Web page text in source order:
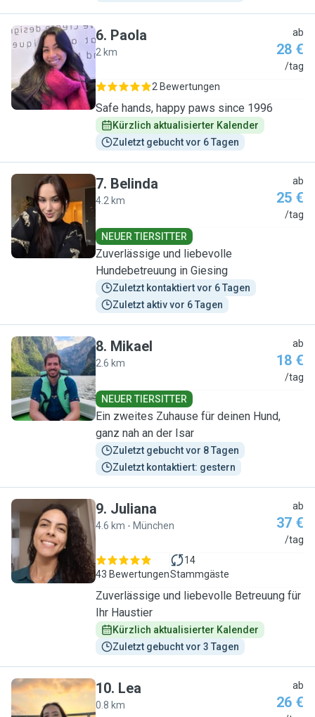
P
6. Paola
2 km
ab
28 €
/tag
2 Bewertungen
Safe hands, happy paws since 1996
Kürzlich aktualisierter Kalender
Zuletzt gebucht vor 6 Tagen
B
7. Belinda
4.2 km
ab
25 €
/tag
NEUER TIERSITTER
Zuverlässige und liebevolle
Hundebetreuung in Giesing
Zuletzt kontaktiert vor 6 Tagen
Zuletzt aktiv vor 6 Tagen
M
8. Mikael
2.6 km
ab
18 €
/tag
NEUER TIERSITTER
Ein zweites Zuhause für deinen Hund,
ganz nah an der Isar
Zuletzt gebucht vor 8 Tagen
Zuletzt kontaktiert: gestern
J
9. Juliana
4.6 km - München
ab
37 €
/tag
43 Bewertungen
14
Stammgäste
Zuverlässige und liebevolle Betreuung für
Ihr Haustier
Kürzlich aktualisierter Kalender
Zuletzt gebucht vor 3 Tagen
10. Lea
0.8 km
ab
26 €